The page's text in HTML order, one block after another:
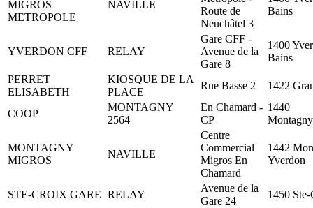
MIGROS
METROPOLE
NAVILLE
Route de
Neuchâtel 3
Bains
YVERDON CFF RELAY
Gare CFF -
Avenue de la
Gare 8
1400
Bains
PERRET
ELISABETH
KIOSQUE DE LA
PLACE
Rue Basse 2 1422
COOP
MONTAGNY
2564
En Chamard -
CP
1440
MONTAGNY
MIGROS
NAVILLE
Centre
Commercial
Migros En
Chamard
1442
Yverdon
STE-CROIX GARE RELAY
Avenue de la
Gare 24
1450